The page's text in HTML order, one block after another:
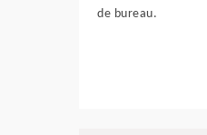
de bureau.